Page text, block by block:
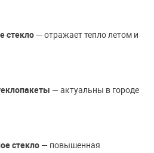
стекло — отражает тепло летом и
— актуальны в городе
стекло — повышенная